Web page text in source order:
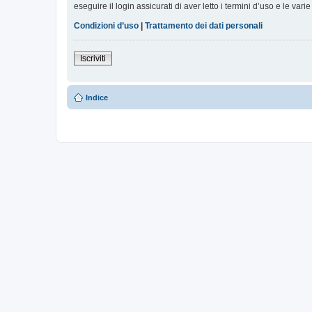
eseguire il login assicurati di aver letto i termini d’uso e le
Condizioni d’uso | Trattamento dei dati personali
Iscriviti
Indice